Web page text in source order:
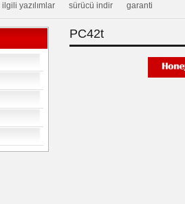
ilgili yazılımlar sürücü indir garanti
PC42t